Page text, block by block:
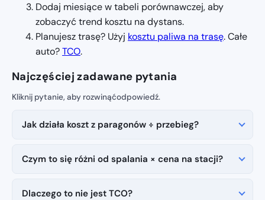
Dodaj miesiące w tabeli porównawczej, aby
zobaczyć trend kosztu na dystans.
Planujesz trasę? Użyj kosztu paliwa na trasę. Całe
auto?TCO.
Najczęściej zadawane pytania
Jak działa koszt z paragonów ÷ przebieg?
Czym to się różni od spalania × cena na stacji?
Dlaczego to nie jest TCO?